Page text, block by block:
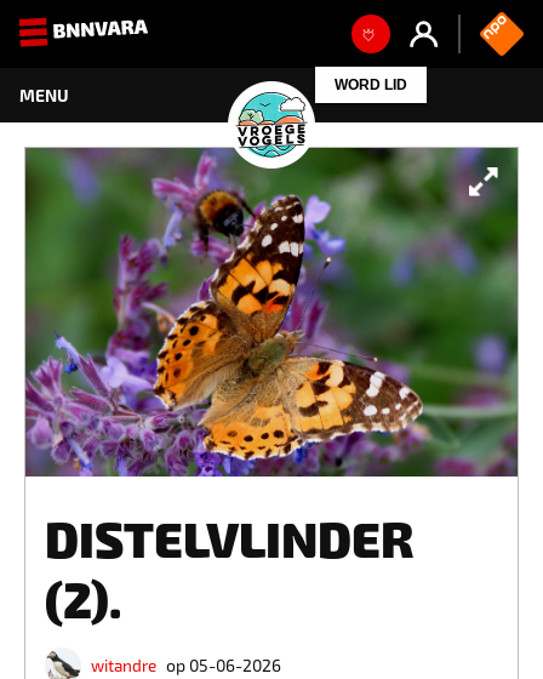
WORD LID
DISTELVLINDER
(2).
witandre op 05-06-2026